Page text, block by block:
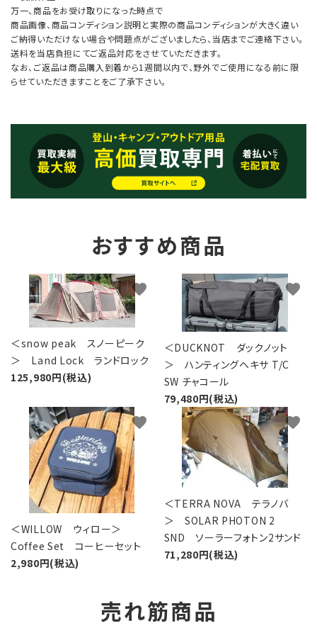
万一、商品をお受け取りになった時点で
商品画像、商品コンディション説明と実際の商品コンディションが大きく違い
ご納得いただけない場合や問題点がございましたら、当店までご連絡下さい。
送料を当店負担にてご返品対応をさせていただきます。
なお、ご返品は商品購入到着から1週間以内で、野外でご使用になる前に限
らせていただきますことをご了承下さい。
おすすめ商品
＜snow peak スノーピーク
＞ Land Lock ランドロック
125,980円(税込)
favorite
＜DUCKNOT ダックノット
＞ ハンティングヘキサ T/C
SW チャコール
79,480円(税込)
favorite
＜WILLOW ウィロー＞
Coffee Set コーヒーセット
2,980円(税込)
favorite
＜TERRA NOVA テラノバ
＞ SOLAR PHOTON 2
SND ソーラーフォトン2サンド
71,280円(税込)
favorite
売れ筋商品